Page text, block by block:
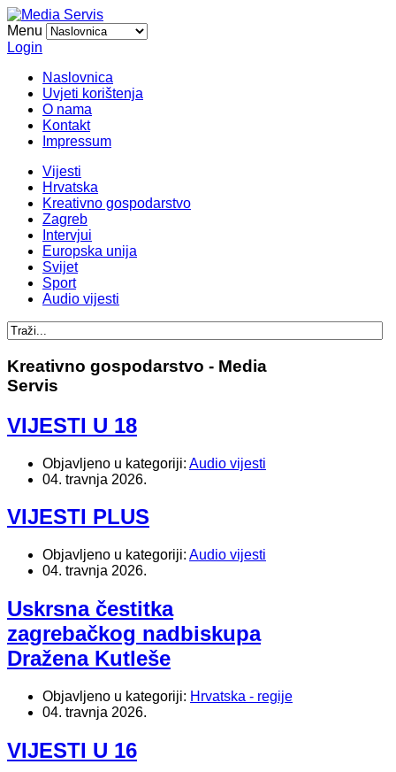
Menu
Login
Naslovnica
Uvjeti korištenja
O nama
Kontakt
Impressum
Vijesti
Hrvatska
Kreativno gospodarstvo
Zagreb
Intervjui
Europska unija
Svijet
Sport
Audio vijesti
Kreativno gospodarstvo - Media
Servis
VIJESTI U 18
Objavljeno u kategoriji: Audio vijesti
04. travnja 2026.
VIJESTI PLUS
Objavljeno u kategoriji: Audio vijesti
04. travnja 2026.
Uskrsna čestitka
zagrebačkog nadbiskupa
Dražena Kutleše
Objavljeno u kategoriji: Hrvatska - regije
04. travnja 2026.
VIJESTI U 16